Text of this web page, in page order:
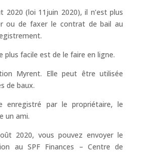
2020 (loi 11juin 2020), il n’est plus
ou de faxer le contrat de bail au
plus facile est de le faire en ligne.
Myrent. Elle peut être utilisée
de baux.
enregistré par le propriétaire, le
un ami.
2020, vous pouvez envoyer le
au SPF Finances – Centre de